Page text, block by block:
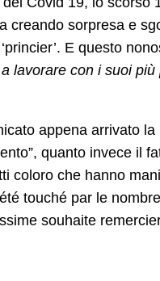
creando sorpresa e
E questo
lavorare con i suoi
appena arrivato
quanto invece il
coloro che hanno
touché par le
souhaite